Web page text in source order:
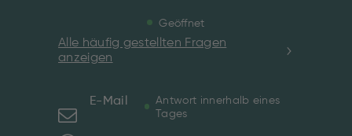
Geöffnet
Alle häufig gestellten Fragen
anzeigen
E-Mail
Antwort innerhalb eines
Tages